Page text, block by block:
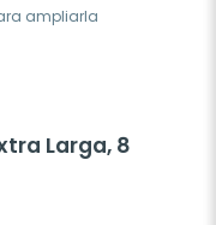
ampliarla
Larga, 8